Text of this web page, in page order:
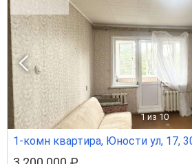
1 из 10
1-комн квартира, Юности ул, 17,